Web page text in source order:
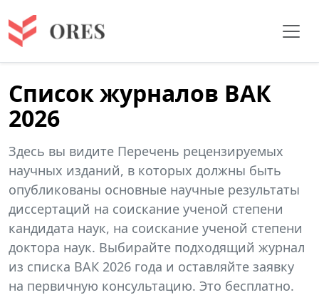
Список журналов ВАК
2026
Здесь вы видите Перечень рецензируемых
научных изданий, в которых должны быть
опубликованы основные научные результаты
диссертаций на соискание ученой степени
кандидата наук, на соискание ученой степени
доктора наук. Выбирайте подходящий журнал
из списка ВАК 2026 года и оставляйте заявку
на первичную консультацию. Это бесплатно.